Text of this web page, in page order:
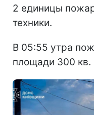
2 единицы
техники.
В 05:55 утра
площади 300 кв.